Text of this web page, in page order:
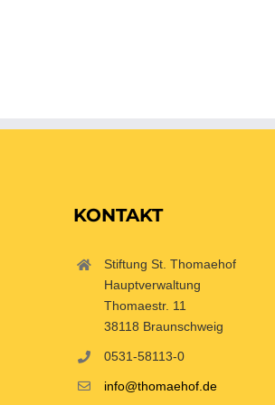
KONTAKT
Stiftung St. Thomaehof
Hauptverwaltung
Thomaestr. 11
38118 Braunschweig
0531-58113-0
info@thomaehof.de